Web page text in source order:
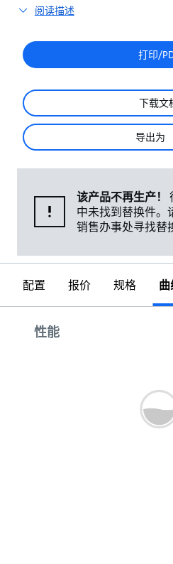
阅读描述
打印/
下载文
导出为
该产品不再生产！
中未找到替换件。
销售办事处寻找替
配置 报价 规格 曲
性能